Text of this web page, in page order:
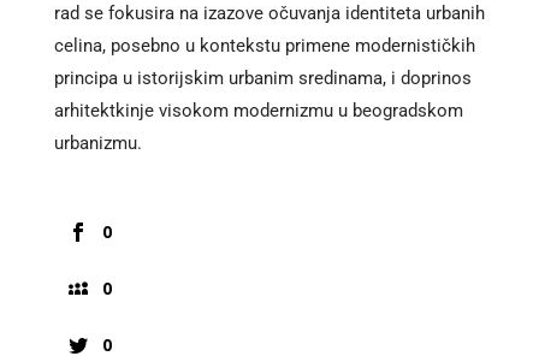
rad se fokusira na izazove očuvanja identiteta urbanih
celina, posebno u kontekstu primene modernističkih
principa u istorijskim urbanim sredinama, i doprinos
arhitektkinje visokom modernizmu u beogradskom
urbanizmu.
0
0
0